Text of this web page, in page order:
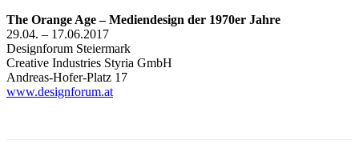
The Orange Age – Mediendesign der 1970er Jahre
29.04. – 17.06.2017
Designforum Steiermark
Creative Industries Styria GmbH
Andreas-Hofer-Platz 17
www.designforum.at